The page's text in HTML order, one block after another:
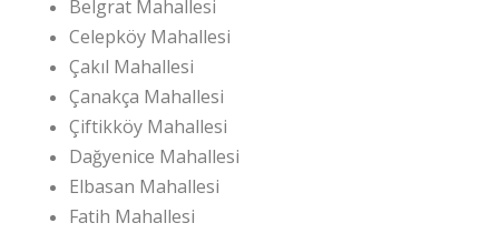
Belgrat Mahallesi
Celepköy Mahallesi
Çakıl Mahallesi
Çanakça Mahallesi
Çiftikköy Mahallesi
Dağyenice Mahallesi
Elbasan Mahallesi
Fatih Mahallesi